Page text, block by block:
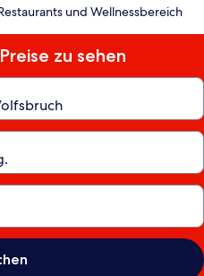
und Wellnessbereich
zu sehen